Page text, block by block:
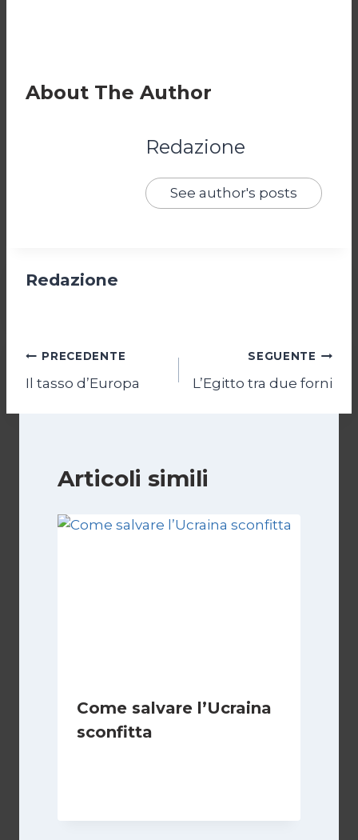
About The Author
Redazione
See author's posts
Redazione
Navigazione
articoli
PRECEDENTE
Il tasso d’Europa
SEGUENTE
L’Egitto tra due forni
Articoli simili
Come salvare l’Ucraina
sconfitta